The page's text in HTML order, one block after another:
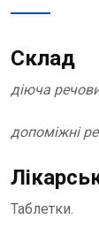
Склад
діюча
допоміжні
Таблетки.